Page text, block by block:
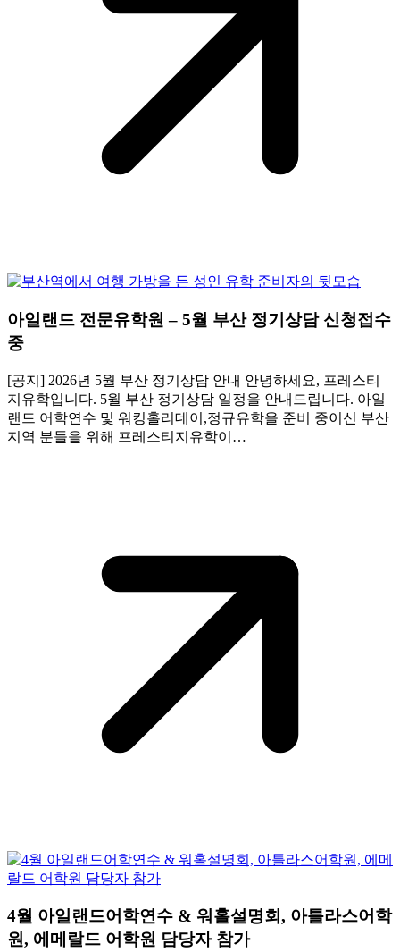
아일랜드 전문유학원 – 5월 부산 정기상담 신청접수
중
[공지] 2026년 5월 부산 정기상담 안내 안녕하세요, 프레스티
지유학입니다. 5월 부산 정기상담 일정을 안내드립니다. 아일
랜드 어학연수 및 워킹홀리데이,정규유학을 준비 중이신 부산
지역 분들을 위해 프레스티지유학이…
4월 아일랜드어학연수 & 워홀설명회, 아틀라스어학
원, 에메랄드 어학원 담당자 참가